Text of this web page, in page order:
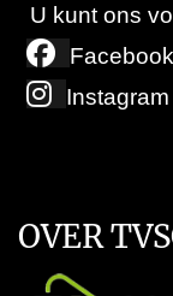
U kunt ons
Facebook
Instagram
OVER